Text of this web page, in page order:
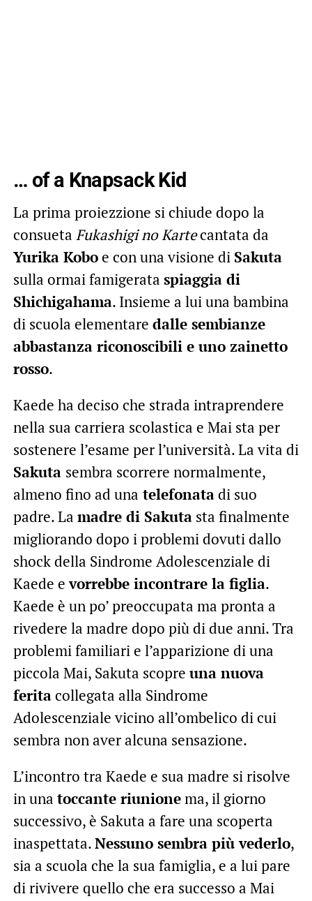
… of a Knapsack Kid
La prima proiezzione si chiude dopo la
consueta Fukashigi no Kartecantata da
Yurika Koboe con una visione di Sakuta
sulla ormai famigerata spiaggia di
Shichigahama. Insieme a lui una bambina
di scuola elementare dalle sembianze
abbastanza riconoscibili e uno zainetto
rosso.
Kaede ha deciso che strada intraprendere
nella sua carriera scolastica e Mai sta per
sostenere l’esame per l’università. La vita di
Sakuta sembra scorrere normalmente,
almeno fino ad una telefonatadi suo
padre. La madre di Sakutasta finalmente
migliorando dopo i problemi dovuti dallo
shock della Sindrome Adolescenziale di
Kaede evorrebbe incontrare la figlia.
Kaede è un po’ preoccupata ma pronta a
rivedere la madre dopo più di due anni. Tra
problemi familiari e l’apparizione di una
piccola Mai, Sakuta scopre una nuova
feritacollegata alla Sindrome
Adolescenziale vicino all’ombelico di cui
sembra non aver alcuna sensazione.
L’incontro tra Kaede e sua madre si risolve
in una toccante riunionema, il giorno
successivo, è Sakuta a fare una scoperta
inaspettata.Nessuno sembra più vederlo,
sia a scuola che la sua famiglia, e a lui pare
di rivivere quello che era successo a Mai